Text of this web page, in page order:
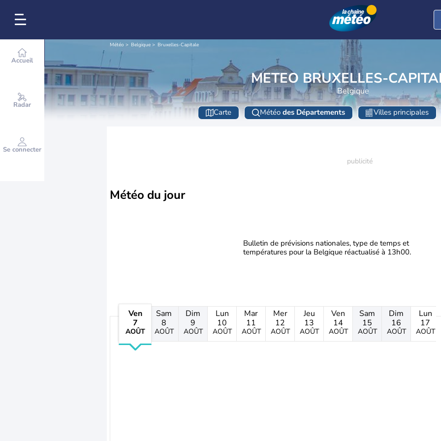
Accueil
Radar
Se connecter
Météo Belgique Bruxelles-Capitale
METEO BRUXELLES-
Belgique
Carte Météo des Départements Villes principales
Météo du jour
Bulletin de prévisions nationales, type de temps et
températures pour la Belgique réactualisé à 13h00.
Ven
7
AOÛT
Sam
8
AOÛT
Dim
9
AOÛT
Lun
10
AOÛT
Mar
11
AOÛT
Mer
12
AOÛT
Jeu
13
AOÛT
Ven
14
AOÛT
Sam
15
AOÛT
Dim
16
AOÛT
Lun
17
AOÛT